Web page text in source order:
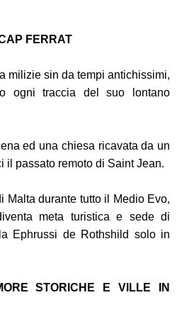
FERRAT
milizie sin da tempi antichissimi,
ogni traccia del suo lontano
ed una chiesa ricavata da un
il passato remoto di Saint Jean.
Malta durante tutto il Medio Evo,
meta turistica e sede di
Ephrussi de Rothshild solo in
STORICHE E VILLE IN